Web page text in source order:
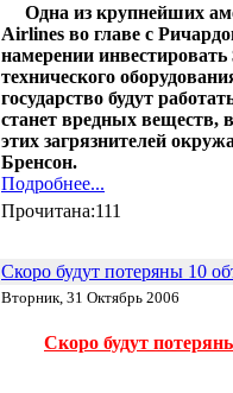
Одна из крупнейших
Airlines во главе с
намерении
технического
государство будут
станет вредных веществ,
этих загрязнителей
Бренсон.
Подробнее...
Прочитана:111
Скоро будут потеряны 10
Вторник, 31 Октябрь 2006
Скоро будут